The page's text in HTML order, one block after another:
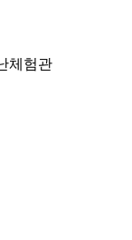
체험관